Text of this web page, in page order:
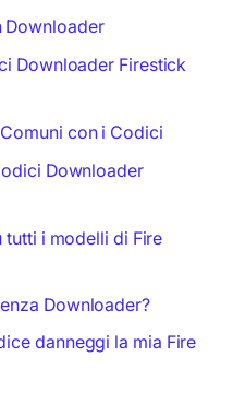
Downloader
Downloader Firestick
con i Codici
Downloader
i modelli di Fire
Downloader?
danneggi la mia Fire